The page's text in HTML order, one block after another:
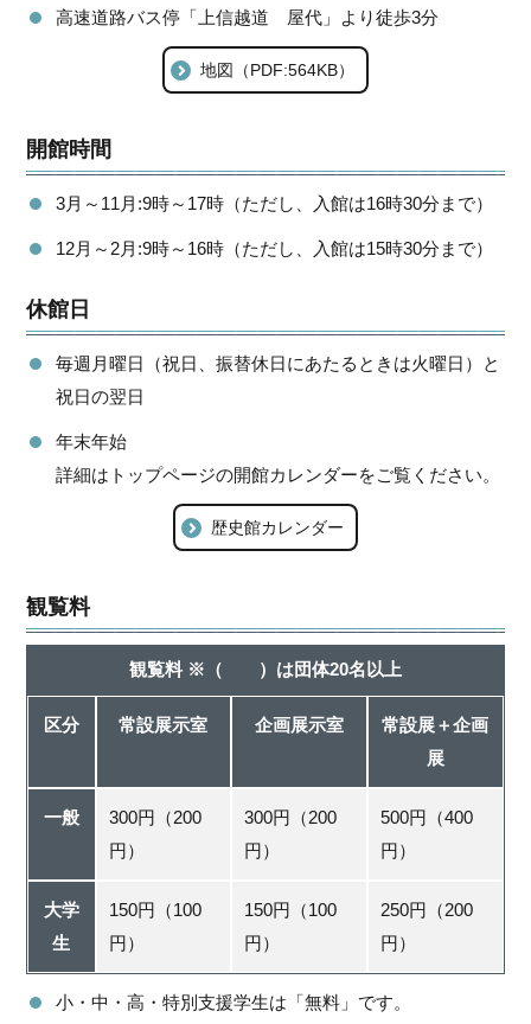
高速道路バス停「上信越道 屋代」より徒歩3分
地図（PDF:564KB）
開館時間
3月～11月:9時～17時（ただし、入館は16時30分まで）
12月～2月:9時～16時（ただし、入館は15時30分まで）
休館日
毎週月曜日（祝日、振替休日にあたるときは火曜日）と
祝日の翌日
年末年始
詳細はトップページの開館カレンダーをご覧ください。
歴史館カレンダー
観覧料
観覧料 ※（ ）は団体20名以上
区分 常設展示室 企画展示室
常設展＋企画
展
一般
300円（200
円）
300円（200
円）
500円（400
円）
大学
生
150円（100
円）
150円（100
円）
250円（200
円）
小・中・高・特別支援学生は「無料」です。